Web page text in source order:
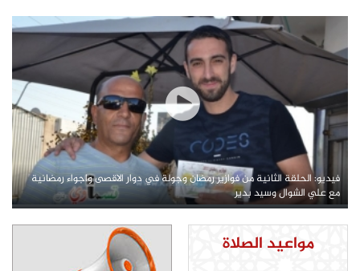
فيديو: الحلقة الثانية من فوازير رمضان وجولة في دوار الاقصى واجواء رمضانية
مع علي الشوال وسيد بدير
مواعيد الصلاة